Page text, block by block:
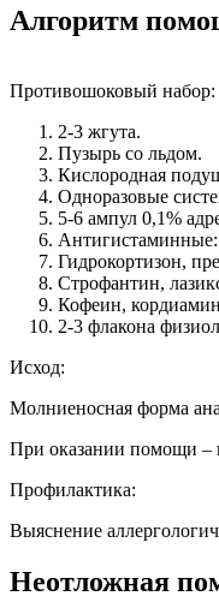
Алгоритм
Противошоковый набор:
2-3 жгута.
Пузырь со льдом.
Кислородная
Одноразовые
5-6 ампул 0,1%
Гидрокортизон,
Строфантин,
Кофеин, кордиамин
2-3 флакона
Исход:
Молниеносная форма
При оказании помощи –
Профилактика:
Выяснение
Неотложная